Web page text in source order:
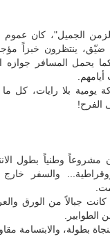
الجميل"، كان عموم
ضيّق، ينتظرون خبزاً
يحمل المسافر جوازه
يومية بلا رايات، كل
الفرح!
وطنياً بطول
والسفر خارج
كانت جبالاً من الورق
الطوابير.
بطولة، والابتسامة